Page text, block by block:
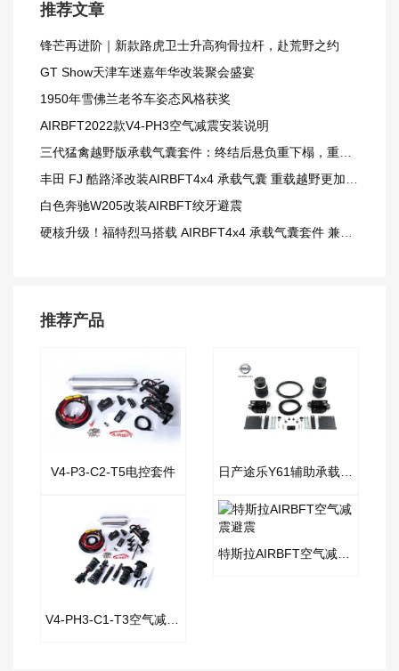
推荐文章
锋芒再进阶｜新款路虎卫士升高狗骨拉杆，赴荒野之约
GT Show天津车迷嘉年华改装聚会盛宴
1950年雪佛兰老爷车姿态风格获奖
AIRBFT2022款V4-PH3空气减震安装说明
三代猛禽越野版承载气囊套件：终结后悬负重下榻，重载越野更从容
丰田 FJ 酷路泽改装AIRBFT4x4 承载气囊 重载越野更加从容
白色奔驰W205改装AIRBFT绞牙避震
硬核升级！福特烈马搭载 AIRBFT4x4 承载气囊套件 兼顾载重与越野质感
推荐产品
V4-P3-C2-T5电控套件 日产途乐Y61辅助承载气囊套件
V4-PH3-C1-T3空气减震套件
特斯拉AIRBFT空气减震避震